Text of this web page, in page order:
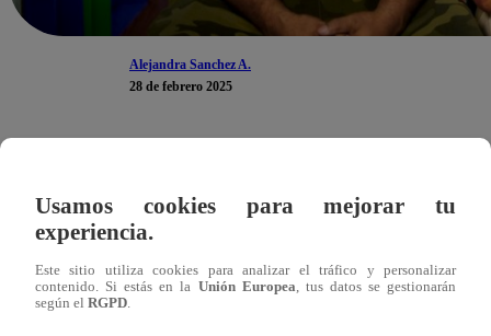
Alejandra Sanchez A.
28 de febrero 2025
problemas en el pasado: la sangrecita. El participante,
revivió una experiencia no tan grata de su primera
“Una vez en el programa hice pan con sangrecita y
que ahora sea diferente”
Usamos cookies para mejorar tu
experiencia.
Este sitio utiliza cookies para analizar el tráfico y personalizar
contenido. Si estás en la Unión Europea , tus datos se gestionarán
según el RGPD